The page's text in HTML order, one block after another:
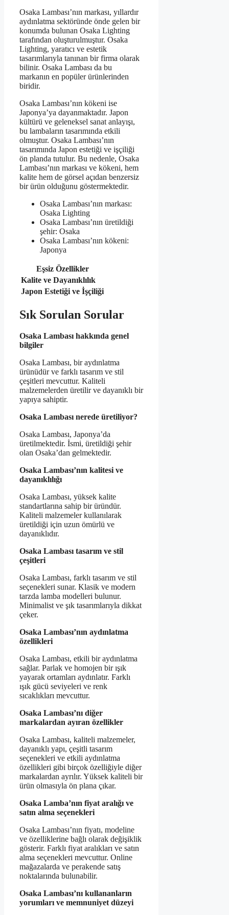
Osaka Lambası’nın markası, yıllardır
aydınlatma sektöründe önde gelen bir
konumda bulunan Osaka Lighting
tarafından oluşturulmuştur. Osaka
Lighting, yaratıcı ve estetik
tasarımlarıyla tanınan bir firma olarak
bilinir. Osaka Lambası da bu
markanın en popüler ürünlerinden
biridir.
Osaka Lambası’nın kökeni ise
Japonya’ya dayanmaktadır. Japon
kültürü ve geleneksel sanat anlayışı,
bu lambaların tasarımında etkili
olmuştur. Osaka Lambası’nın
tasarımında Japon estetiği ve işçiliği
ön planda tutulur. Bu nedenle, Osaka
Lambası’nın markası ve kökeni, hem
kalite hem de görsel açıdan benzersiz
bir ürün olduğunu göstermektedir.
Osaka Lambası’nın markası:
Osaka Lighting
Osaka Lambası’nın üretildiği
şehir: Osaka
Osaka Lambası’nın kökeni:
Japonya
Eşsiz Özellikler
Kalite ve Dayanıklılık
Japon Estetiği ve İşçiliği
Sık Sorulan Sorular
Osaka Lambası hakkında genel
bilgiler
Osaka Lambası, bir aydınlatma
ürünüdür ve farklı tasarım ve stil
çeşitleri mevcuttur. Kaliteli
malzemelerden üretilir ve dayanıklı bir
yapıya sahiptir.
Osaka Lambası nerede üretiliyor?
Osaka Lambası, Japonya’da
üretilmektedir. İsmi, üretildiği şehir
olan Osaka’dan gelmektedir.
Osaka Lambası’nın kalitesi ve
dayanıklılığı
Osaka Lambası, yüksek kalite
standartlarına sahip bir üründür.
Kaliteli malzemeler kullanılarak
üretildiği için uzun ömürlü ve
dayanıklıdır.
Osaka Lambası tasarım ve stil
çeşitleri
Osaka Lambası, farklı tasarım ve stil
seçenekleri sunar. Klasik ve modern
tarzda lamba modelleri bulunur.
Minimalist ve şık tasarımlarıyla dikkat
çeker.
Osaka Lambası’nın aydınlatma
özellikleri
Osaka Lambası, etkili bir aydınlatma
sağlar. Parlak ve homojen bir ışık
yayarak ortamları aydınlatır. Farklı
ışık gücü seviyeleri ve renk
sıcaklıkları mevcuttur.
Osaka Lambası’nı diğer
markalardan ayıran özellikler
Osaka Lambası, kaliteli malzemeler,
dayanıklı yapı, çeşitli tasarım
seçenekleri ve etkili aydınlatma
özellikleri gibi birçok özelliğiyle diğer
markalardan ayrılır. Yüksek kaliteli bir
ürün olmasıyla ön plana çıkar.
Osaka Lamba’nın fiyat aralığı ve
satın alma seçenekleri
Osaka Lambası’nın fiyatı, modeline
ve özelliklerine bağlı olarak değişiklik
gösterir. Farklı fiyat aralıkları ve satın
alma seçenekleri mevcuttur. Online
mağazalarda ve perakende satış
noktalarında bulunabilir.
Osaka Lambası’nı kullananların
yorumları ve memnuniyet düzeyi